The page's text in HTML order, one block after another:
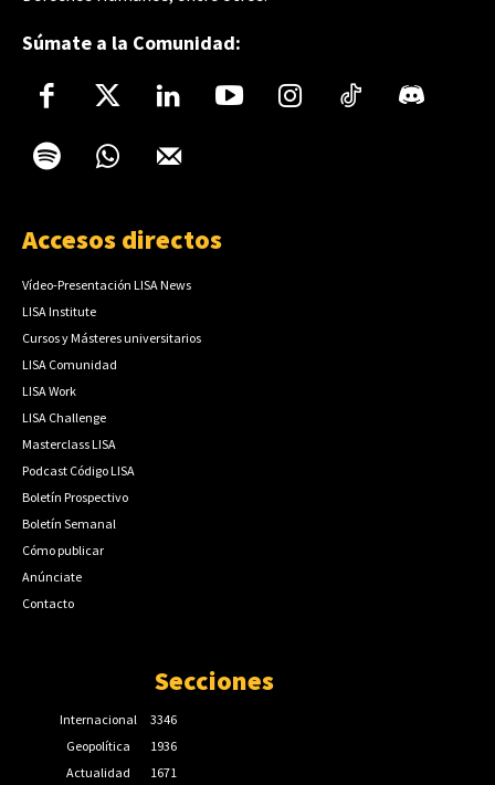
Súmate a la Comunidad:
Accesos directos
Vídeo-Presentación LISA News
LISA Institute
Cursos y Másteres universitarios
LISA Comunidad
LISA Work
LISA Challenge
Masterclass LISA
Podcast Código LISA
Boletín Prospectivo
Boletín Semanal
Cómo publicar
Anúnciate
Contacto
Secciones
Internacional
3346
Geopolítica
1936
Actualidad
1671